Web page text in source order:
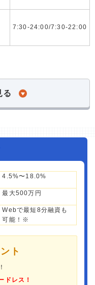
7:30-24:00/7:30-22:00
る
4.5%〜18.0%
最大500万円
Webで最短8分融資も
可能！※
ト
！
ドレス！